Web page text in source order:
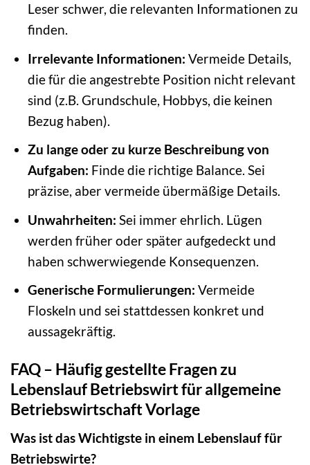
Leser schwer, die relevanten Informationen zu
finden.
Irrelevante Informationen: Vermeide Details,
die für die angestrebte Position nicht relevant
sind (z.B. Grundschule, Hobbys, die keinen
Bezug haben).
Zu lange oder zu kurze Beschreibung von
Aufgaben: Finde die richtige Balance. Sei
präzise, aber vermeide übermäßige Details.
Unwahrheiten: Sei immer ehrlich. Lügen
werden früher oder später aufgedeckt und
haben schwerwiegende Konsequenzen.
Generische Formulierungen: Vermeide
Floskeln und sei stattdessen konkret und
aussagekräftig.
FAQ – Häufig gestellte Fragen zu
Lebenslauf Betriebswirt für allgemeine
Betriebswirtschaft Vorlage
Was ist das Wichtigste in einem Lebenslauf für
Betriebswirte?